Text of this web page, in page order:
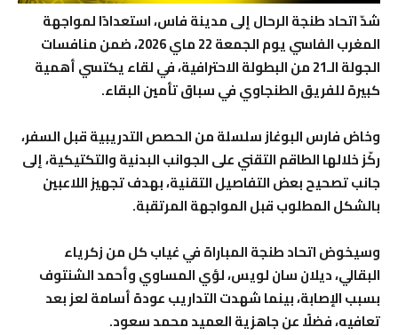
شدّ اتحاد طنجة الرحال إلى مدينة فاس، استعدادًا لمواجهة
المغرب الفاسي يوم الجمعة 22 ماي 2026، ضمن منافسات
الجولة الـ21 من البطولة الاحترافية، في لقاء يكتسي أهمية
كبيرة للفريق الطنجاوي في سباق تأمين البقاء.
وخاض فارس البوغاز سلسلة من الحصص التدريبية قبل السفر،
ركّز خلالها الطاقم التقني على الجوانب البدنية والتكتيكية، إلى
جانب تصحيح بعض التفاصيل التقنية، بهدف تجهيز اللاعبين
بالشكل المطلوب قبل المواجهة المرتقبة.
وسيخوض اتحاد طنجة المباراة في غياب كل من زكرياء
البقالي، ديلان سان لويس، لؤي المساوي وأحمد الشنتوف
بسبب الإصابة، بينما شهدت التداريب عودة أسامة لعز بعد
تعافيه، فضلًا عن جاهزية العميد محمد سعود.